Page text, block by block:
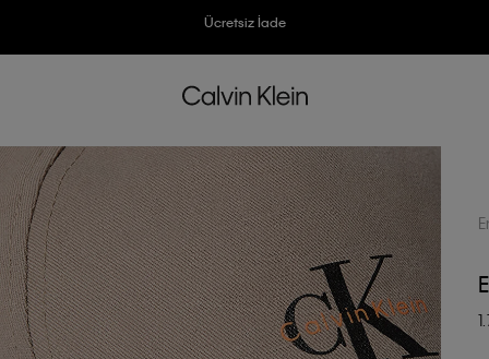
Ücretsiz İade
7500 TL Ve Üzeri Alışverişlerinizde 6 Taksit İmkanı
7500 TL Ve Üzeri Alışverişlerinizde 6 Taksit İmkanı